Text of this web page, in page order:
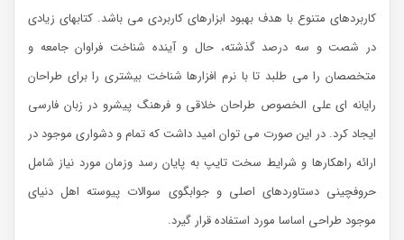
کاربردهای متنوع با هدف بهبود ابزارهای کاربردی می باشد. کتابهای زیادی
در شصت و سه درصد گذشته، حال و آینده شناخت فراوان جامعه و
متخصصان را می طلبد تا با نرم افزارها شناخت بیشتری را برای طراحان
رایانه ای علی الخصوص طراحان خلاقی و فرهنگ پیشرو در زبان فارسی
ایجاد کرد. در این صورت می توان امید داشت که تمام و دشواری موجود در
ارائه راهکارها و شرایط سخت تایپ به پایان رسد وزمان مورد نیاز شامل
حروفچینی دستاوردهای اصلی و جوابگوی سوالات پیوسته اهل دنیای
موجود طراحی اساسا مورد استفاده قرار گیرد.